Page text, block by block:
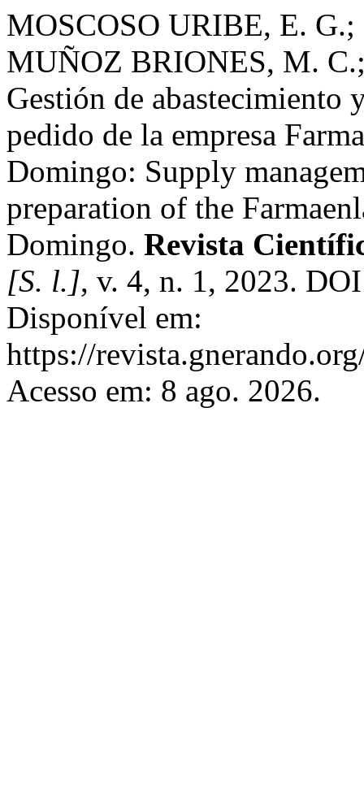
MOSCOSO URIBE, E.
MUÑOZ BRIONES, M.
Gestión de abastecimiento
pedido de la empresa
Domingo: Supply
preparation of the
Domingo. Revista
[S. l.], v. 4, n. 1, 2023.
Disponível em:
https://
Acesso em: 8 ago. 2026.